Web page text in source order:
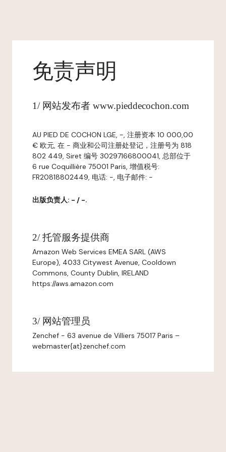
免责声明
1/ 网站发布者 www.pieddecochon.com
AU PIED DE COCHON LGE, -, 注册资本 10 000,00
€ 欧元, 在 - 商业和公司注册处登记，注册号为 818
802 449, Siret 编号 30297166800041, 总部位于
6 rue Coquillière 75001 Paris, 增值税号:
FR20818802449, 电话: -, 电子邮件: -
出版负责人: - / -.
2/ 托管服务提供商
Amazon Web Services EMEA SARL (AWS
Europe), 4033 Citywest Avenue, Cooldown
Commons, County Dublin, IRELAND
https://aws.amazon.com
3/ 网站管理员
Zenchef - 63 avenue de Villiers 75017 Paris –
webmaster{at}zenchef.com